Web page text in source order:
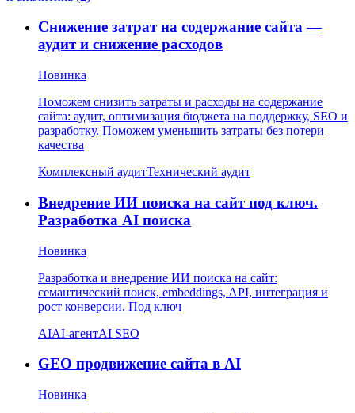
Снижение затрат на содержание сайта —
аудит и снижение расходов
Новинка
Поможем снизить затраты и расходы на содержание
сайта: аудит, оптимизация бюджета на поддержку, SEO и
разработку. Поможем уменьшить затраты без потери
качества
Комплексный аудитТехнический аудит
Внедрение ИИ поиска на сайт под ключ.
Разработка AI поиска
Новинка
Разработка и внедрение ИИ поиска на сайт:
семантический поиск, embeddings, API, интеграция и
рост конверсии. Под ключ
AIAI-агентAI SEO
GEO продвижение сайта в AI
Новинка